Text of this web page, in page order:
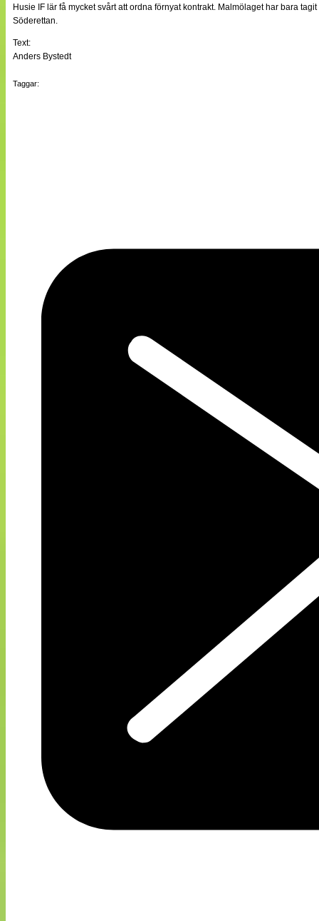
Husie IF lär få mycket svårt att ordna förnyat kontrakt. Malmölaget har bara
Söderettan.
Text:
Anders Bystedt
Taggar: